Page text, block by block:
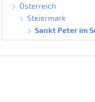
Österreich
Steiermark
Sankt Peter im